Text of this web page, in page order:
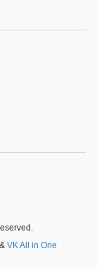
& VK All in One